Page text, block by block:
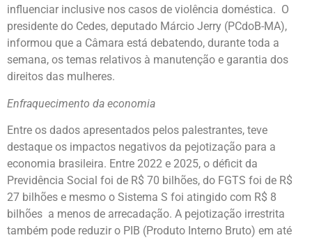
influenciar inclusive nos casos de violência doméstica. O
presidente do Cedes, deputado Márcio Jerry (PCdoB-MA),
informou que a Câmara está debatendo, durante toda a
semana, os temas relativos à manutenção e garantia dos
direitos das mulheres.
Enfraquecimento da economia
Entre os dados apresentados pelos palestrantes, teve
destaque os impactos negativos da pejotização para a
economia brasileira. Entre 2022 e 2025, o déficit da
Previdência Social foi de R$ 70 bilhões, do FGTS foi de R$
27 bilhões e mesmo o Sistema S foi atingido com R$ 8
bilhões a menos de arrecadação. A pejotização irrestrita
também pode reduzir o PIB (Produto Interno Bruto) em até